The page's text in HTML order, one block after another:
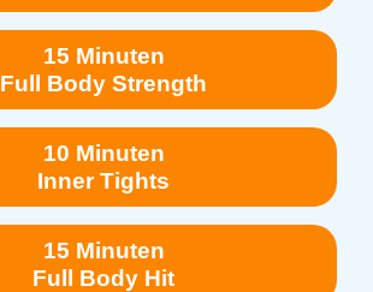
15 Minuten
Full Body Strength
10 Minuten
Inner Tights
15 Minuten
Full Body Hit